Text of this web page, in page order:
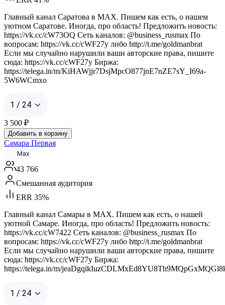
Главный канал Саратова в MAX. Пишем как есть, о нашем
уютном Саратове. Иногда, про область! Предложить новость:
https://vk.cc/cW73OQ Сеть каналов: @business_rusmax По
вопросам: https://vk.cc/cWF27y либо http://t.me/goldmanbrat
Если мы случайно нарушили ваши авторские права, пишите
сюда: https://vk.cc/cWF27y Биржа:
https://telega.in/m/KiHAWjjr7DsjMpcO877jnE7nZE7sY_I69a-
5W6WCmxo
1 / 24
3 500 ₽
Добавить в корзину
Самара Первая
Max
43 766
Смешанная аудитория
ERR 35%
Главный канал Самары в MAX. Пишем как есть, о нашей
уютной Самаре. Иногда, про область! Предложить новость:
https://vk.cc/cW7422 Сеть каналов: @business_rusmax По
вопросам: https://vk.cc/cWF27y либо http://t.me/goldmanbrat
Если мы случайно нарушили ваши авторские права, пишите
сюда: https://vk.cc/cWF27y Биржа:
https://telega.in/m/
1 / 24